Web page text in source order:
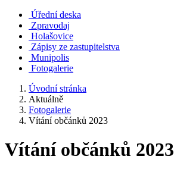
Úřední deska
Zpravodaj
Holašovice
Zápisy ze zastupitelstva
Munipolis
Fotogalerie
Úvodní stránka
Aktuálně
Fotogalerie
Vítání občánků 2023
Vítání občánků 2023